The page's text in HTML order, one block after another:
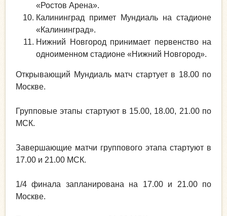
«Ростов Арена».
Калининград примет Мундиаль на стадионе
«Калининград».
Нижний Новгород принимает первенство на
одноименном стадионе «Нижний Новгород».
Открывающий Мундиаль матч стартует в 18.00 по
Москве.
Групповые этапы стартуют в 15.00, 18.00, 21.00 по
МСК.
Завершающие матчи группового этапа стартуют в
17.00 и 21.00 МСК.
1/4 финала запланирована на 17.00 и 21.00 по
Москве.